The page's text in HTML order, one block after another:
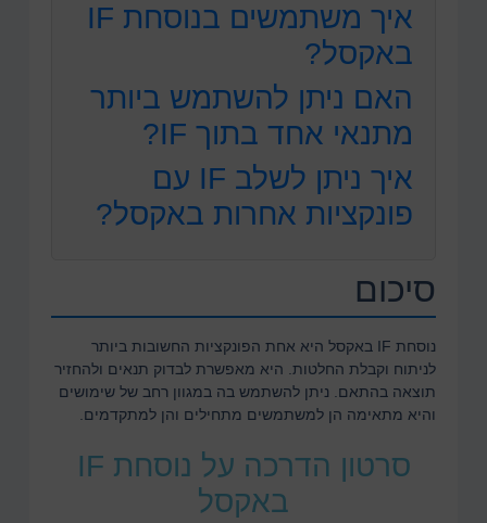
איך משתמשים בנוסחת IF
באקסל?
האם ניתן להשתמש ביותר
מתנאי אחד בתוך IF?
איך ניתן לשלב IF עם
פונקציות אחרות באקסל?
סיכום
נוסחת IF באקסל היא אחת הפונקציות החשובות ביותר
לניתוח וקבלת החלטות. היא מאפשרת לבדוק תנאים ולהחזיר
תוצאה בהתאם. ניתן להשתמש בה במגוון רחב של שימושים
והיא מתאימה הן למשתמשים מתחילים והן למתקדמים.
סרטון הדרכה על נוסחת IF
באקסל